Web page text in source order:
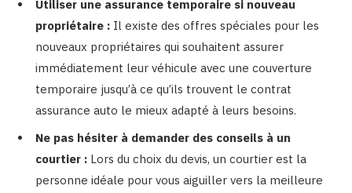
Utiliser une assurance temporaire si nouveau
propriétaire : Il existe des offres spéciales pour les
nouveaux propriétaires qui souhaitent assurer
immédiatement leur véhicule avec une couverture
temporaire jusqu’à ce qu’ils trouvent le contrat
assurance auto le mieux adapté à leurs besoins.
Ne pas hésiter à demander des conseils à un
courtier : Lors du choix du devis, un courtier est la
personne idéale pour vous aiguiller vers la meilleure